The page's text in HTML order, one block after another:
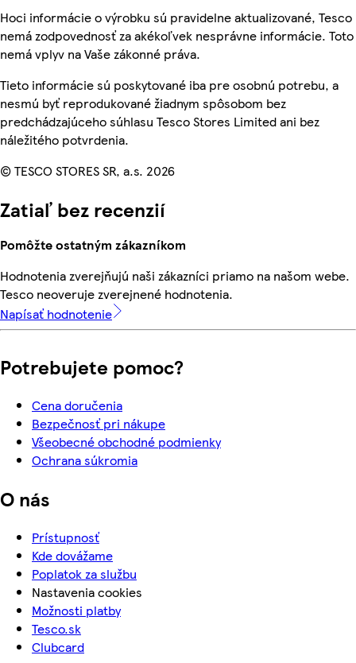
Hoci informácie o výrobku sú pravidelne aktualizované, Tesco
nemá zodpovednosť za akékoľvek nesprávne informácie. Toto
nemá vplyv na Vaše zákonné práva.
Tieto informácie sú poskytované iba pre osobnú potrebu, a
nesmú byť reprodukované žiadnym spôsobom bez
predchádzajúceho súhlasu Tesco Stores Limited ani bez
náležitého potvrdenia.
© TESCO STORES SR, a.s. 2026
Zatiaľ bez recenzií
Pomôžte ostatným zákazníkom
Hodnotenia zverejňujú naši zákazníci priamo na našom webe.
Tesco neoveruje zverejnené hodnotenia.
Napísať hodnotenie
Potrebujete pomoc?
Cena doručenia
Bezpečnosť pri nákupe
Všeobecné obchodné podmienky
Ochrana súkromia
O nás
Prístupnosť
Kde dovážame
Poplatok za službu
Nastavenia cookies
Možnosti platby
Tesco.sk
Clubcard